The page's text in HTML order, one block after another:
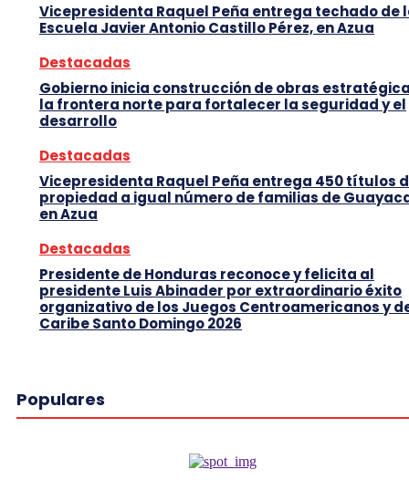
Vicepresidenta Raquel Peña entrega techado de
Escuela Javier Antonio Castillo Pérez, en Azua
Destacadas
Gobierno inicia construcción de obras
la frontera norte para fortalecer la seguridad y el
desarrollo
Destacadas
Vicepresidenta Raquel Peña entrega 450 títulos
propiedad a igual número de familias de
en Azua
Destacadas
Presidente de Honduras reconoce y felicita al
presidente Luis Abinader por extraordinario éxito
organizativo de los Juegos Centroamericanos y
Caribe Santo Domingo 2026
Populares